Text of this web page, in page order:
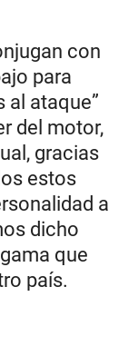
con
para
al ataque”
del motor,
gracias
estos
a
dicho
que
país.